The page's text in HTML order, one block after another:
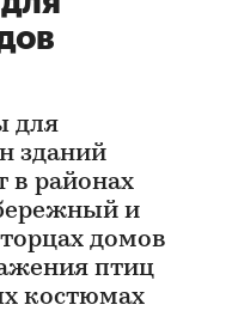
для
зданий
в районах
и
домов
птиц
костюмах